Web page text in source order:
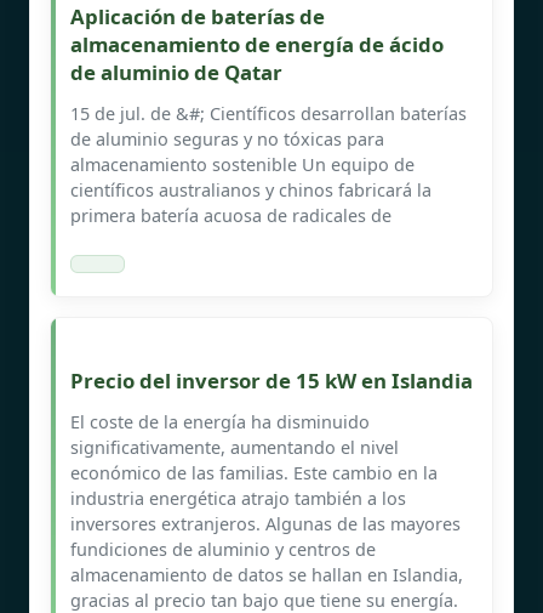
Aplicación de baterías de
almacenamiento de energía de ácido
de aluminio de Qatar
15 de jul. de &#; Científicos desarrollan baterías
de aluminio seguras y no tóxicas para
almacenamiento sostenible Un equipo de
científicos australianos y chinos fabricará la
primera batería acuosa de radicales de
Precio del inversor de 15 kW en Islandia
El coste de la energía ha disminuido
significativamente, aumentando el nivel
económico de las familias. Este cambio en la
industria energética atrajo también a los
inversores extranjeros. Algunas de las mayores
fundiciones de aluminio y centros de
almacenamiento de datos se hallan en Islandia,
gracias al precio tan bajo que tiene su energía.